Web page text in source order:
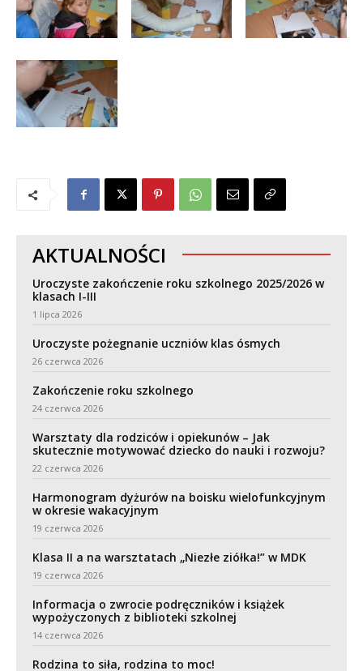
AKTUALNOŚCI
Uroczyste zakończenie roku szkolnego 2025/2026 w
klasach I-III
1 lipca 2026
Uroczyste pożegnanie uczniów klas ósmych
26 czerwca 2026
Zakończenie roku szkolnego
24 czerwca 2026
Warsztaty dla rodziców i opiekunów – Jak
skutecznie motywować dziecko do nauki i rozwoju?
22 czerwca 2026
Harmonogram dyżurów na boisku wielofunkcyjnym
w okresie wakacyjnym
19 czerwca 2026
Klasa II a na warsztatach „Niezłe ziółka!” w MDK
19 czerwca 2026
Informacja o zwrocie podręczników i książek
wypożyczonych z biblioteki szkolnej
14 czerwca 2026
Rodzina to siła, rodzina to moc!